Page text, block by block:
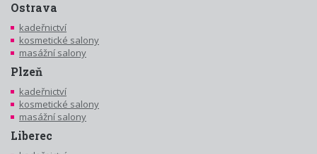
Ostrava
kadeřnictví
kosmetické salony
masážní salony
Plzeň
kadeřnictví
kosmetické salony
masážní salony
Liberec